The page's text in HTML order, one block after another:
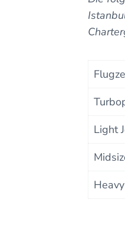
Light